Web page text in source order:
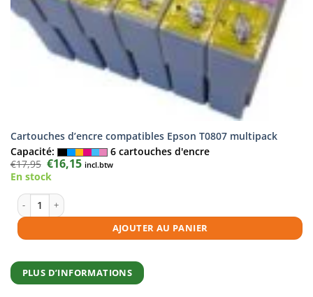
Cartouches d’encre compatibles Epson T0807 multipack
Capacité:
6 cartouches d'encre
€17,95 Le
prix
initial
€17,95.
€16,15Le
prix
incl.btw
En stock
quantité de Cartouches d'encre compatibles Epson T0807 multipack
AJOUTER AU PANIER
PLUS D’INFORMATIONS